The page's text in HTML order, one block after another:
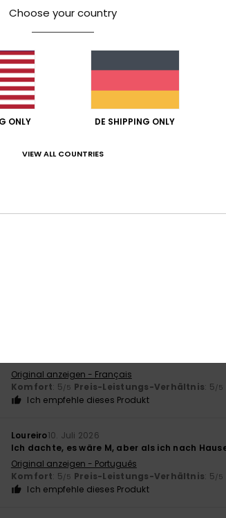
basierend auf31
4.5
Original anzeigen - Français
Komfort: 5/5 Preis-Leistungs-Verhältnis: 5/5
Ich empfehle dieses Produkt
Loureiro10. Juli 2026
Ich dachte, es wäre M, aber als ich nach
Original anzeigen - Português
Komfort: 5/5 Preis-Leistungs-Verhältnis: 5/5
Ich empfehle dieses Produkt
Choose your country
ONLY DE SHIPPING ONLY
VIEW ALL COUNTRIES